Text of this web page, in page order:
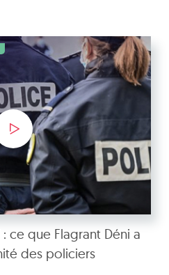
ce que Flagrant Déni a
des policiers